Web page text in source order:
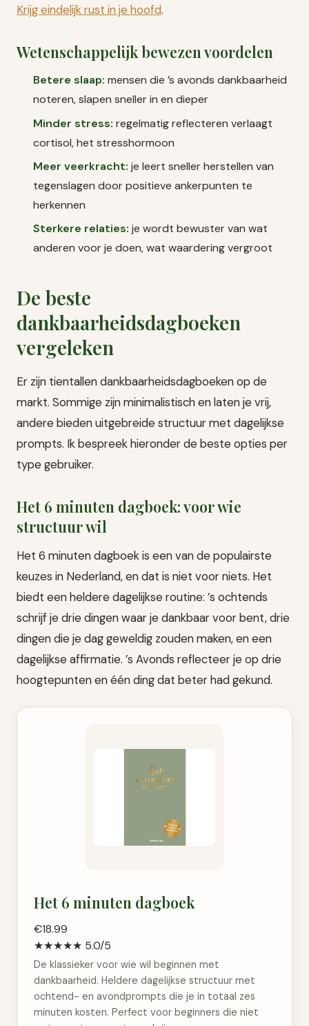
Krijg eindelijk rust in je hoofd.
Wetenschappelijk bewezen voordelen
Betere slaap: mensen die ’s avonds dankbaarheid
noteren, slapen sneller in en dieper
Minder stress: regelmatig reflecteren verlaagt
cortisol, het stresshormoon
Meer veerkracht: je leert sneller herstellen van
tegenslagen door positieve ankerpunten te
herkennen
Sterkere relaties: je wordt bewuster van wat
anderen voor je doen, wat waardering vergroot
De beste
dankbaarheidsdagboeken
vergeleken
Er zijn tientallen dankbaarheidsdagboeken op de
markt. Sommige zijn minimalistisch en laten je vrij,
andere bieden uitgebreide structuur met dagelijkse
prompts. Ik bespreek hieronder de beste opties per
type gebruiker.
Het 6 minuten dagboek: voor wie
structuur wil
Het 6 minuten dagboek is een van de populairste
keuzes in Nederland, en dat is niet voor niets. Het
biedt een heldere dagelijkse routine: ’s ochtends
schrijf je drie dingen waar je dankbaar voor bent, drie
dingen die je dag geweldig zouden maken, en een
dagelijkse affirmatie. ’s Avonds reflecteer je op drie
hoogtepunten en één ding dat beter had gekund.
Het 6 minuten dagboek
€18.99
★★★★★ 5.0/5
De klassieker voor wie wil beginnen met
dankbaarheid. Heldere dagelijkse structuur met
ochtend- en avondprompts die je in totaal zes
minuten kosten. Perfect voor beginners die niet